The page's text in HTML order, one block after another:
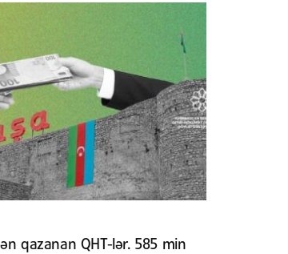
qazanan QHT-lər. 585 min